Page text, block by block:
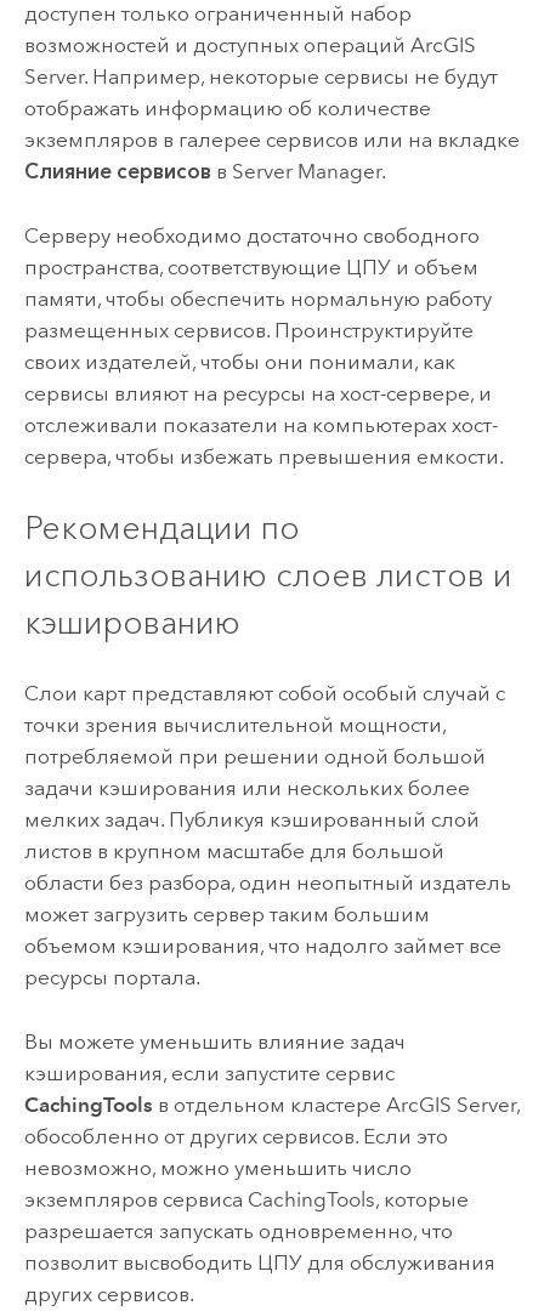
доступен только ограниченный набор
возможностей и доступных операций ArcGIS
Server. Например, некоторые сервисы не будут
отображать информацию об количестве
экземпляров в галерее сервисов или на вкладке
Слияние сервисов в Server Manager.
Серверу необходимо достаточно свободного
пространства, соответствующие ЦПУ и объем
памяти, чтобы обеспечить нормальную работу
размещенных сервисов. Проинструктируйте
своих издателей, чтобы они понимали, как
сервисы влияют на ресурсы на хост-сервере, и
отслеживали показатели на компьютерах хост-
сервера, чтобы избежать превышения емкости.
Рекомендации по
использованию слоев листов и
кэшированию
Слои карт представляют собой особый случай с
точки зрения вычислительной мощности,
потребляемой при решении одной большой
задачи кэширования или нескольких более
мелких задач. Публикуя кэшированный слой
листов в крупном масштабе для большой
области без разбора, один неопытный издатель
может загрузить сервер таким большим
объемом кэширования, что надолго займет все
ресурсы портала.
Вы можете уменьшить влияние задач
кэширования, если запустите сервис
CachingTools в отдельном кластере ArcGIS Server,
обособленно от других сервисов. Если это
невозможно, можно уменьшить число
экземпляров сервиса CachingTools, которые
разрешается запускать одновременно, что
позволит высвободить ЦПУ для обслуживания
других сервисов.